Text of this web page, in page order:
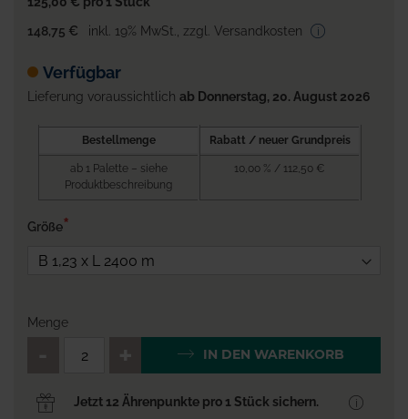
148,75 €
inkl. 19% MwSt. zzgl. Versandkosten
Verfügbar
Lieferung voraussichtlich ab Donnerstag, 20. August 2026
Bestellmenge Rabatt / neuer Grundpreis
ab 1 Palette – siehe
Produktbeschreibung
10,00 % / 112,50 €
Größe
Menge
QTY_CONTROL_DECREASE
IN DEN WARENKORB
Jetzt 12 Ährenpunkte pro 1 Stück sichern.